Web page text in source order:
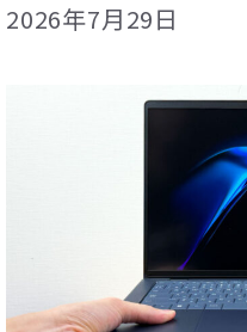
2026年7月29日